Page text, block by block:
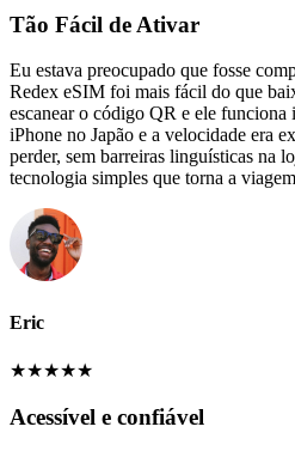
Tão Fácil de Ativar
Eu estava preocupado que fosse
Redex eSIM foi mais fácil do que
escanear o código QR e ele funciona
iPhone no Japão e a velocidade era
perder, sem barreiras linguísticas na
tecnologia simples que torna a
Eric
★★★★★
Acessível e confiável